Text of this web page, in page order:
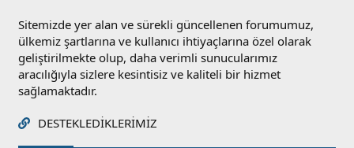
Sitemizde yer alan ve sürekli güncellenen forumumuz,
ülkemiz şartlarına ve kullanıcı ihtiyaçlarına özel olarak
geliştirilmekte olup, daha verimli sunucularımız
aracılığıyla sizlere kesintisiz ve kaliteli bir hizmet
sağlamaktadır.
DESTEKLEDIKLERIMIZ